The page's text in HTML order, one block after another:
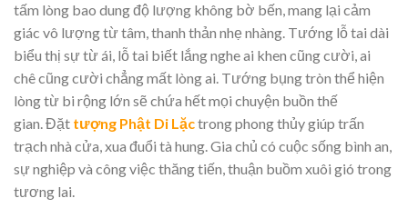
tấm lòng bao dung độ lượng không bờ bến, mang lại cảm
giác vô lượng từ tâm, thanh thản nhẹ nhàng. Tướng lỗ tai dài
biểu thị sự từ ái, lỗ tai biết lắng nghe ai khen cũng cười, ai
chê cũng cười chẳng mất lòng ai. Tướng bụng tròn thể hiện
lòng từ bi rộng lớn sẽ chứa hết mọi chuyện buồn thế
gian. Đặt tượng Phật Di Lặctrong phong thủy giúp trấn
trạch nhà cửa, xua đuổi tà hung. Gia chủ có cuộc sống bình an,
sự nghiệp và công việc thăng tiến, thuận buồm xuôi gió trong
tương lai.